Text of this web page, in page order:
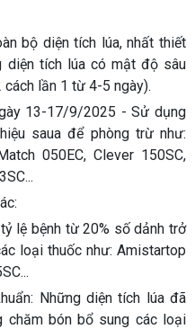
bộ diện tích lúa, nhất thiết
diện tích lúa có mật độ sâu
lần 1 từ 4-5 ngày).
13-17/9/2025 - Sử dụng
saua để phòng trừ như:
050EC, Clever 150SC,
lệ bệnh từ 20% số dảnh trở
loại thuốc như: Amistartop
Những diện tích lúa đã
chăm bón bổ sung các loại